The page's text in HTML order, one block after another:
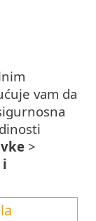
vam da
>
i